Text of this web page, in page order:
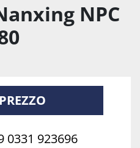
NPC
0331 923696